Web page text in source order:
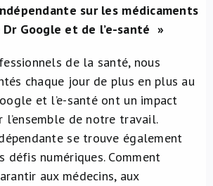
sur les médicaments
Dr Google et de l’e-santé »
de la santé, nous
chaque jour de plus en plus au
et l’e-santé ont un impact
l’ensemble de notre travail.
se trouve également
défis numériques. Comment
aux médecins, aux